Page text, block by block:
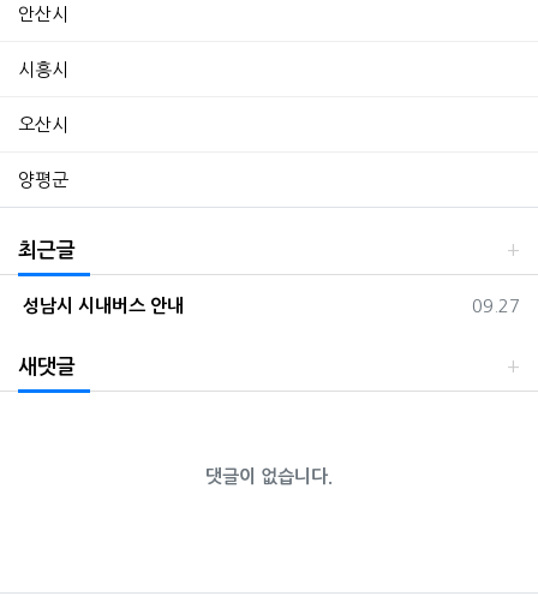
안산시
시흥시
오산시
양평군
최근글
등록일
09.27
성남시 시내버스 안내
새댓글
댓글이 없습니다.